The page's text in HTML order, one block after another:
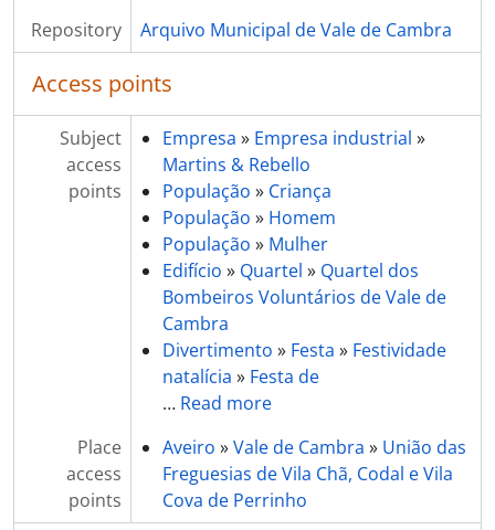
[Item] Convívio na Uniagri
[Item] Convívio na Uniagri
[Item] Convívio na Uniagri
[Item] Convívio na Uniagri
[Item] Convívio na Uniagri
[Item] Convívio na Uniagri
[Item] Convívio na Uniagri
[Item] Convívio na Uniagri
[Item] Convívio na Uniagri
[Item] Convívio na Uniagri
[Item] Convívio na Uniagri
[Item] Convívio na Uniagri
[Item] Convívio na Uniagri
[Item] Convívio na Uniagri
[Item] Convívio na Uniagri
[Item] Convívio na Uniagri
[Item] Convívio na Uniagri
[Item] Convívio na Uniagri
Repository
Arquivo Municipal de Vale de Cambra
Access points
Subject
access
points
Empresa » Empresa industrial »
Martins & Rebello
População » Criança
População » Homem
População » Mulher
Edifício » Quartel » Quartel dos
Bombeiros Voluntários de Vale de
Cambra
Divertimento » Festa » Festividade
natalícia » Festa de
… Read more
Place
access
points
Aveiro »Vale de Cambra » União das
Freguesias de Vila Chã, Codal e Vila
Cova de Perrinho